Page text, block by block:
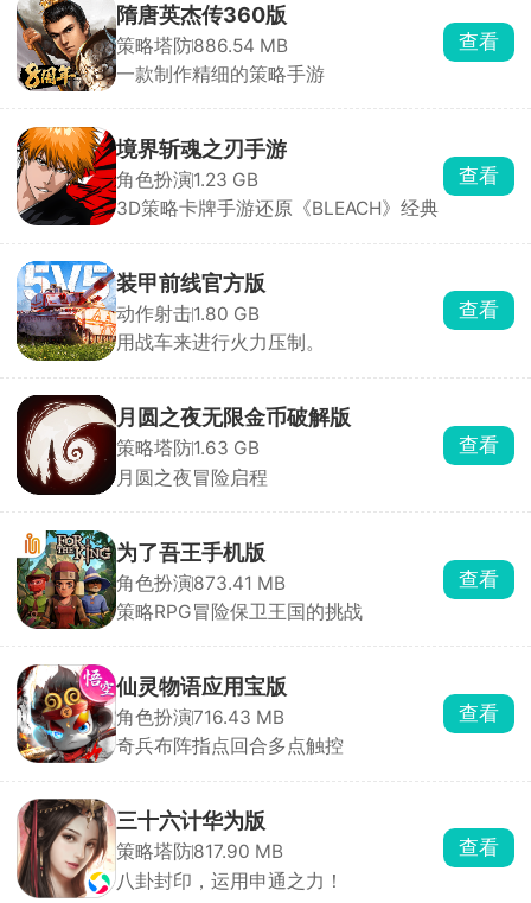
隋唐英杰传360版
策略塔防886.54 MB
一款制作精细的策略手游
查看
境界斩魂之刃手游
角色扮演1.23 GB
3D策略卡牌手游还原《BLEACH》经典
查看
装甲前线官方版
动作射击1.80 GB
用战车来进行火力压制。
查看
月圆之夜无限金币破解版
策略塔防1.63 GB
月圆之夜冒险启程
查看
为了吾王手机版
角色扮演873.41 MB
策略RPG冒险保卫王国的挑战
查看
仙灵物语应用宝版
角色扮演716.43 MB
奇兵布阵指点回合多点触控
查看
三十六计华为版
策略塔防817.90 MB
八卦封印，运用申通之力！
查看